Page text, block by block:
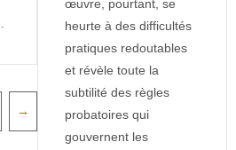
→
œuvre, pourtant, se
heurte à des difficultés
pratiques redoutables
et révèle toute la
subtilité des règles
probatoires qui
gouvernent les